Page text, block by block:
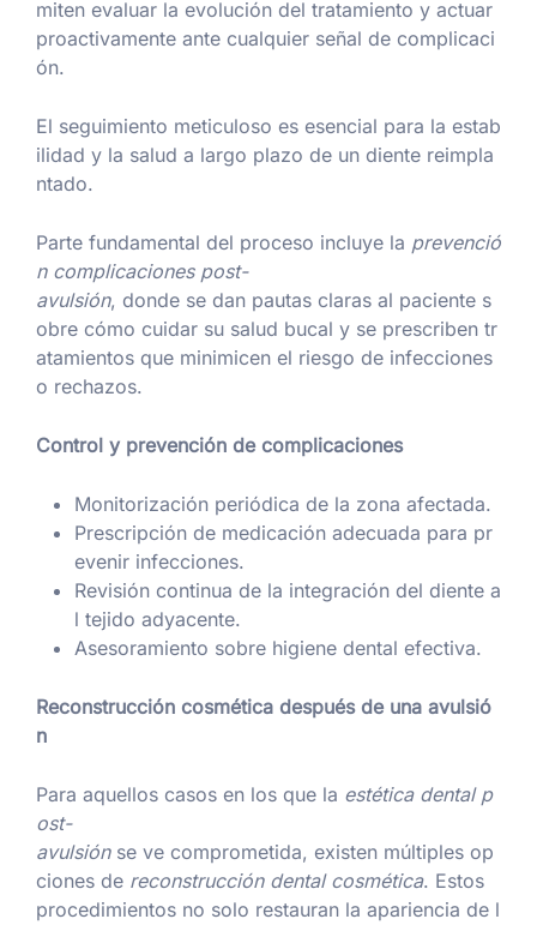
miten evaluar la evolución del tratamiento y actuar
proactivamente ante cualquier señal de complicaci
ón.
El seguimiento meticuloso es esencial para la estab
ilidad y la salud a largo plazo de un diente reimpla
ntado.
Parte fundamental del proceso incluye la prevenció
n complicaciones post-
avulsión, donde se dan pautas claras al paciente s
obre cómo cuidar su salud bucal y se prescriben tr
atamientos que minimicen el riesgo de infecciones
o rechazos.
Control y prevención de complicaciones
Monitorización periódica de la zona afectada.
Prescripción de medicación adecuada para pr
evenir infecciones.
Revisión continua de la integración del diente a
l tejido adyacente.
Asesoramiento sobre higiene dental efectiva.
Reconstrucción cosmética después de una avulsió
n
Para aquellos casos en los que la estética dental p
ost-
avulsiónse ve comprometida, existen múltiples op
ciones de reconstrucción dental cosmética. Estos
procedimientos no solo restauran la apariencia de l